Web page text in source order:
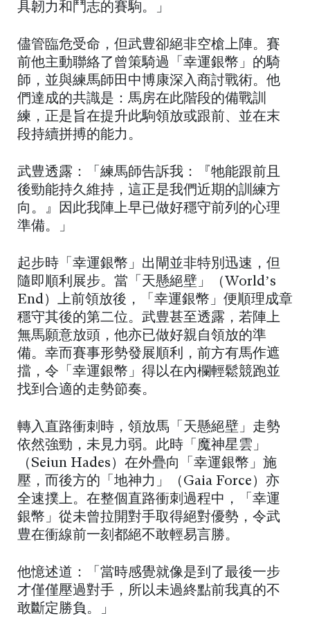
具韌力和鬥志的賽駒。」
儘管臨危受命，但武豊卻絕非空槍上陣。賽
前他主動聯絡了曾策騎過「幸運銀幣」的騎
師，並與練馬師田中博康深入商討戰術。他
們達成的共識是：馬房在此階段的備戰訓
練，正是旨在提升此駒領放或跟前、並在末
段持續拼搏的能力。
武豊透露：「練馬師告訴我：『牠能跟前且
後勁能持久維持，這正是我們近期的訓練方
向。』因此我陣上早已做好穩守前列的心理
準備。」
起步時「幸運銀幣」出閘並非特別迅速，但
隨即順利展步。當「天懸絕壁」（World’s
End）上前領放後，「幸運銀幣」便順理成章
穩守其後的第二位。武豊甚至透露，若陣上
無馬願意放頭，他亦已做好親自領放的準
備。幸而賽事形勢發展順利，前方有馬作遮
擋，令「幸運銀幣」得以在內欄輕鬆競跑並
找到合適的走勢節奏。
轉入直路衝刺時，領放馬「天懸絕壁」走勢
依然強勁，未見力弱。此時「魔神星雲」
（Seiun Hades）在外疊向「幸運銀幣」施
壓，而後方的「地神力」（Gaia Force）亦
全速撲上。在整個直路衝刺過程中，「幸運
銀幣」從未曾拉開對手取得絕對優勢，令武
豊在衝線前一刻都絕不敢輕易言勝。
他憶述道：「當時感覺就像是到了最後一步
才僅僅壓過對手，所以未過終點前我真的不
敢斷定勝負。」